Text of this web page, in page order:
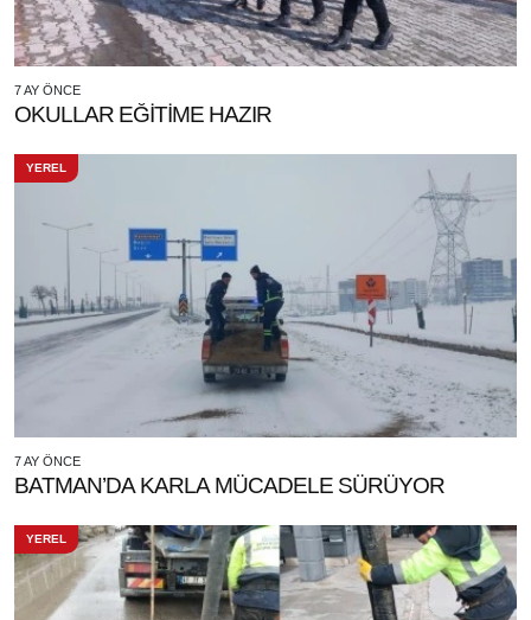
7 AY ÖNCE
OKULLAR EĞİTİME HAZIR
YEREL
7 AY ÖNCE
BATMAN’DA KARLA MÜCADELE SÜRÜYOR
YEREL